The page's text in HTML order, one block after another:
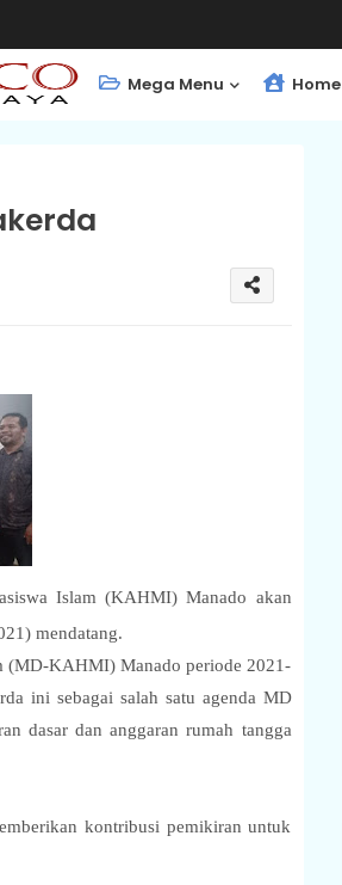
Mega Menu Home
Islam (KAHMI) Manado akan
mendatang.
(MD-KAHMI) Manado periode 2021-
ini sebagai salah satu agenda MD
dasar dan anggaran rumah tangga
kontribusi pemikiran untuk